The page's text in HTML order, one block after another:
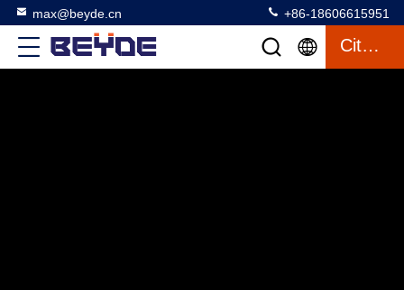
max@beyde.cn +86-18606615951
Citation